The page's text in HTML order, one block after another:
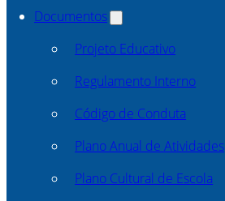
Documentos
Projeto Educativo
Regulamento Interno
Código de Conduta
Plano Anual de Atividades
Plano Cultural de Escola